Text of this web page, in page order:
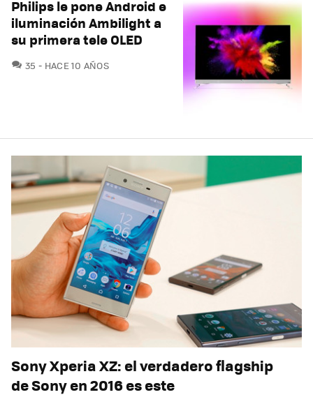
Philips le pone Android e
iluminación Ambilight a
su primera tele OLED
35 COMENTARIOS
HACE 10 AÑOS
Sony Xperia XZ: el verdadero flagship
de Sony en 2016 es este